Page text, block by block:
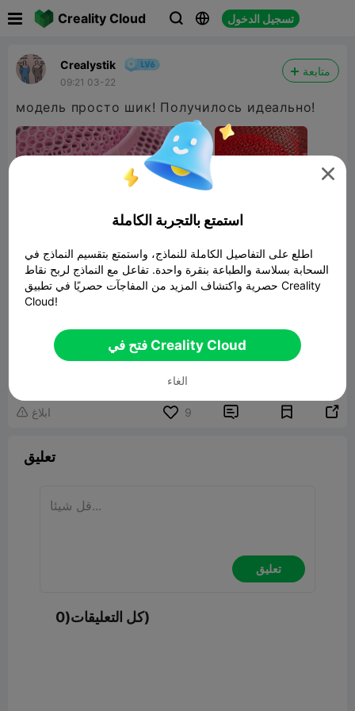
Creality Cloud   تسجيل الدخول
Сrealуstik
09:21 03-22
متابعة
модель просто шик! Получилось идеально!
Thermoformed flexible hearts with mold
 ابلاغ 9  
تعليق
تعليق
كل التعليقات(0)

استمتع بالتجربة الكاملة
اطلع على التفاصيل الكاملة للنماذج، واستمتع بتقسيم النماذج في
السحابة بسلاسة والطباعة بنقرة واحدة. تفاعل مع النماذج لربح نقاط
حصرية واكتشاف المزيد من المفاجآت حصريًا في تطبيق Creality
Cloud!
فتح في Creality Cloud
الغاء